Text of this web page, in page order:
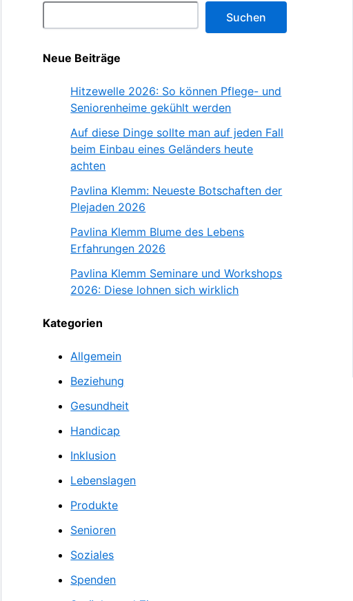
Suchen
Neue Beiträge
Hitzewelle 2026: So können Pflege- und
Seniorenheime gekühlt werden
Auf diese Dinge sollte man auf jeden Fall
beim Einbau eines Geländers heute
achten
Pavlina Klemm: Neueste Botschaften der
Plejaden 2026
Pavlina Klemm Blume des Lebens
Erfahrungen 2026
Pavlina Klemm Seminare und Workshops
2026: Diese lohnen sich wirklich
Kategorien
Allgemein
Beziehung
Gesundheit
Handicap
Inklusion
Lebenslagen
Produkte
Senioren
Soziales
Spenden